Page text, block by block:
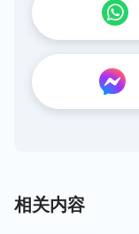
相关内容